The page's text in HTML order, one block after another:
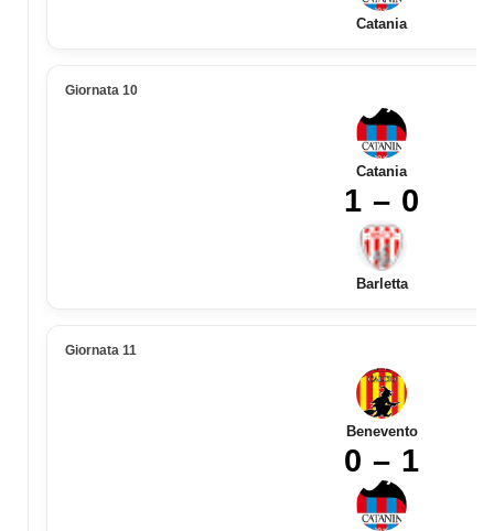
Catania
Giornata 10
Catania
1 – 0
Barletta
Giornata 11
Benevento
0 – 1